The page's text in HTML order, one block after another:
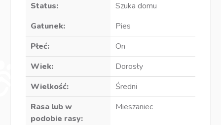
Status:
Szuka domu
Gatunek:
Pies
Płeć:
On
Wiek:
Dorosły
Wielkość:
Średni
Rasa lub w
podobie rasy:
Mieszaniec